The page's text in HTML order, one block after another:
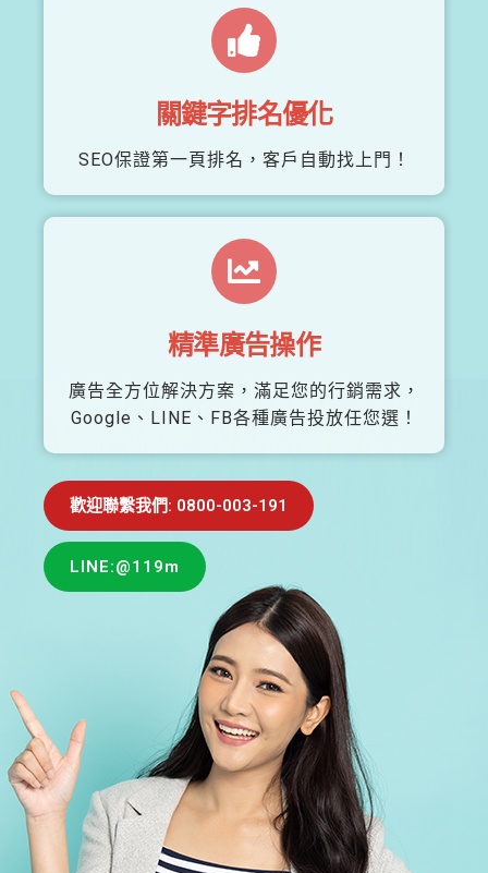
關鍵字排名優化
SEO保證第一頁排名，客戶自動找上門！
精準廣告操作
廣告全方位解決方案，滿足您的行銷需求，
Google、LINE、FB各種廣告投放任您選！
歡迎聯繫我們: 0800-003-191
LINE:@119m